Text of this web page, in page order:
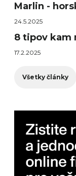
Marlin -
24.5.2025
8 tipov kam
17.2.2025
Všetky články